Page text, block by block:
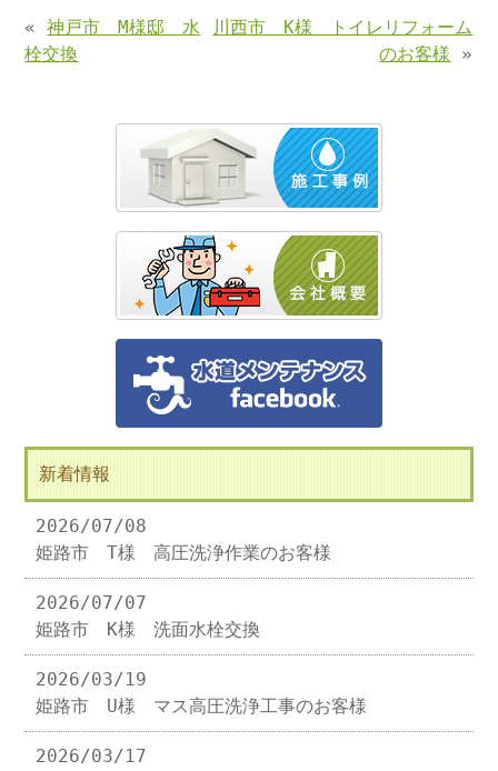
«神戸市 M様邸 水
栓交換
川西市 K様 トイレリフォーム
のお客様 »
新着情報
2026/07/08
姫路市 T様 高圧洗浄作業のお客様
2026/07/07
姫路市 K様 洗面水栓交換
2026/03/19
姫路市 U様 マス高圧洗浄工事のお客様
2026/03/17